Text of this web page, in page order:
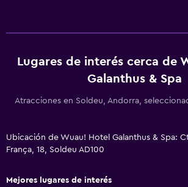
Piscina pequeña
Masajes
Tetera eléctrica
Restaurante
Lugares de interés cerca de
Galanthus & Spa
Atracciones en Soldeu, Andorra,
Ubicación de Wuau! Hotel Galanthus & Spa:
França, 18, Soldeu AD100
Mejores lugares de interés